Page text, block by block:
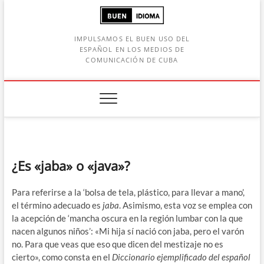
IMPULSAMOS EL BUEN USO DEL
ESPAÑOL EN LOS MEDIOS DE
COMUNICACIÓN DE CUBA
¿Es «jaba» o «java»?
Para referirse a la ‘bolsa de tela, plástico, para llevar a mano’,
el término adecuado es jaba. Asimismo, esta voz se emplea con
la acepción de ‘mancha oscura en la región lumbar con la que
nacen algunos niños’: «Mi hija sí nació con jaba, pero el varón
no. Para que veas que eso que dicen del mestizaje no es
cierto», como consta en el Diccionario ejemplificado del español